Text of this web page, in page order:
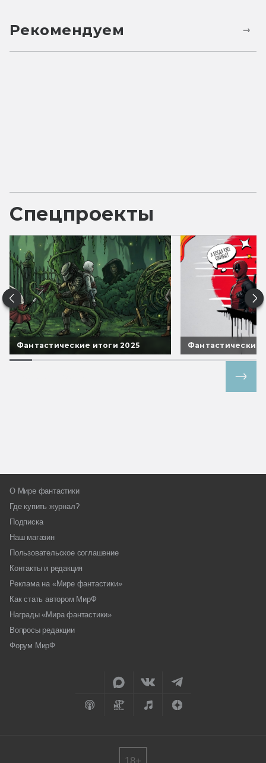
Рекомендуем
Спецпроекты
Фантастические итоги 2025 Фантастические
О Мире фантастики
Где купить журнал?
Подписка
Наш магазин
Пользовательское соглашение
Контакты и редакция
Реклама на «Мире фантастики»
Как стать автором МирФ
Награды «Мира фантастики»
Вопросы редакции
Форум МирФ
18+